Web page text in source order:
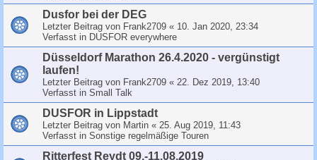
Dusfor bei der DEG
Letzter Beitrag von Frank2709 « 10. Jan 2020, 23:34
Verfasst in DUSFOR everywhere
Düsseldorf Marathon 26.4.2020 - vergünstigt
laufen!
Letzter Beitrag von Frank2709 « 22. Dez 2019, 13:40
Verfasst in Small Talk
DUSFOR in Lippstadt
Letzter Beitrag von Martin « 25. Aug 2019, 11:43
Verfasst in Sonstige regelmäßige Touren
Ritterfest Reydt 09.-11.08.2019